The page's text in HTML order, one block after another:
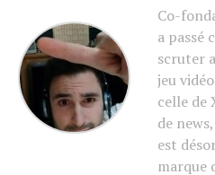
Co-
a passé
scruter
jeu
celle de
de
est
marque